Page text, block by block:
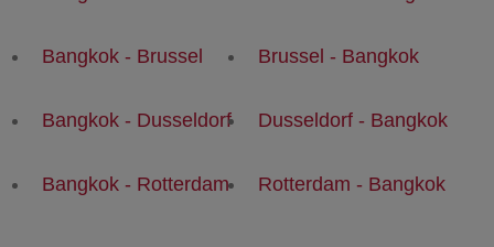
Bangkok - Brussel Brussel - Bangkok
Bangkok - Dusseldorf Dusseldorf - Bangkok
Bangkok - Rotterdam Rotterdam - Bangkok